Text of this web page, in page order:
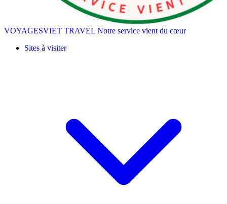
VOYAGESVIET TRAVEL Notre service vient du cœur
Sites à visiter